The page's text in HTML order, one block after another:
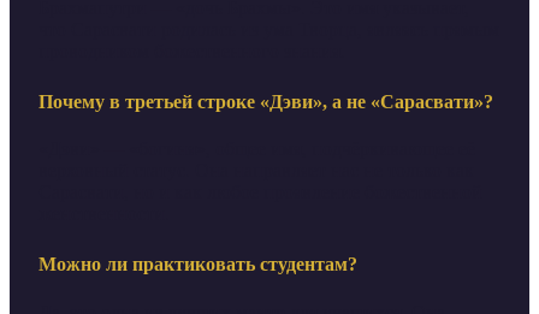
Почему в третьей строке «Дэви», а не «Сарасвати»?
Можно ли практиковать студентам?